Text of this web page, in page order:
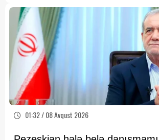
01:32 / 08 Avqust 2026